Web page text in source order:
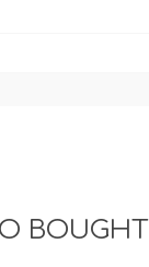
BOUGHT